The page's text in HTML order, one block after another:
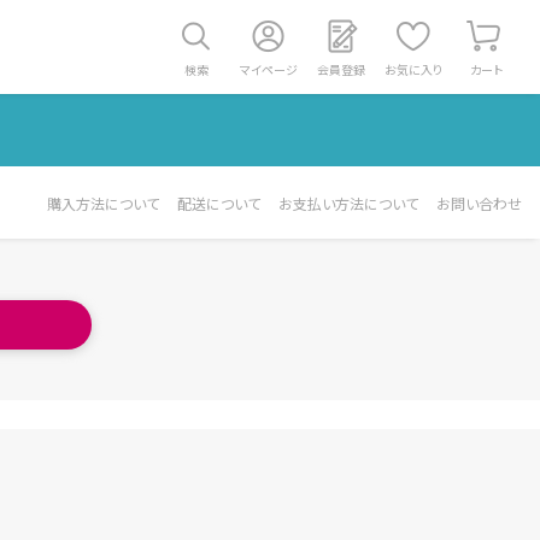
検索 マイページ 会員登録 お気に入り カート
購入方法について 配送について お支払い方法について お問い合わせ